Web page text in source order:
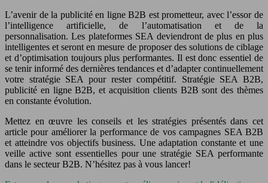
L’avenir de la publicité en ligne B2B est prometteur, avec l’essor de
l’intelligence artificielle, de l’automatisation et de la
personnalisation. Les plateformes SEA deviendront de plus en plus
intelligentes et seront en mesure de proposer des solutions de ciblage
et d’optimisation toujours plus performantes. Il est donc essentiel de
se tenir informé des dernières tendances et d’adapter continuellement
votre stratégie SEA pour rester compétitif. Stratégie SEA B2B,
publicité en ligne B2B, et acquisition clients B2B sont des thèmes
en constante évolution.
Mettez en œuvre les conseils et les stratégies présentés dans cet
article pour améliorer la performance de vos campagnes SEA B2B
et atteindre vos objectifs business. Une adaptation constante et une
veille active sont essentielles pour une stratégie SEA performante
dans le secteur B2B. N’hésitez pas à vous lancer!